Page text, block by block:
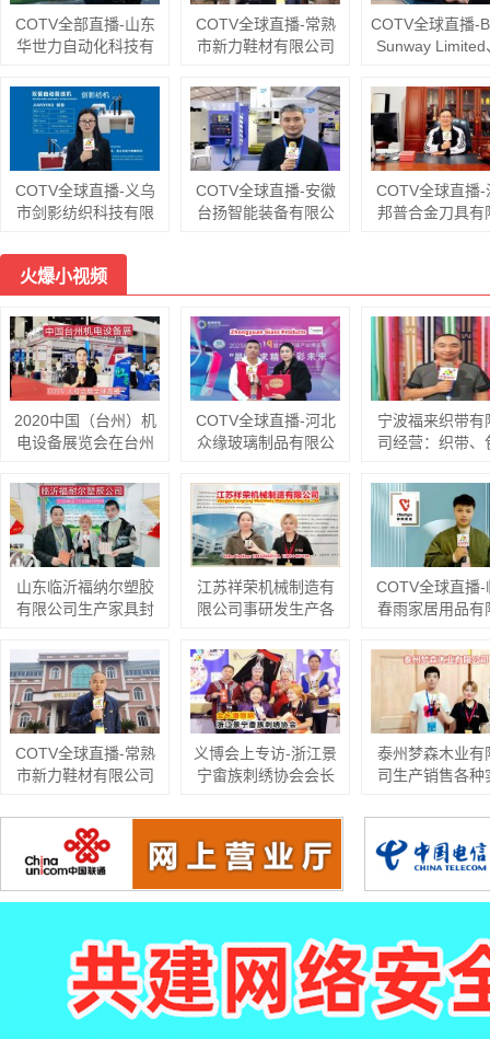
货供应，欢迎大家光
临！
笼、粘虫板、
灯、太阳能杀虫
COTV全部直播-山东
华世力自动化科技有
东）自动化科技有限
公司专业生产玻璃切
割流水线，智能玻璃
理片系统，智能玻璃
片切割一体机，欢迎
大家光临！
COTV全球直播-常熟
市新力鞋材有限公司
布中底、等劳保鞋材
料；黑色、白色、灰
色软硬毛毡、阻燃无
纺布等汽车用毡及家
黑白色帽衬用无纺
布；特厚特硬等产
COTV全球直播-
Sunway Limited
司来自哥伦比亚
出口纺织品、五
品、美容美发用
饰品、工程机械
光临！
COTV全球直播-义乌
市剑影纺织科技有限
动联合缝档一体机、
自动缝头机、双管缝
头机、双管自动剪线
机等纺织袜机机械产
品，欢迎大家光临！
COTV全球直播-安徽
台扬智能装备有限公
心、五轴立式加工中
心、立式加工中心及
龙门式长条加工专用
机和重型龙门加工中
心等机床设备，欢迎
大家光临！
COTV全球直播-
邦普合金刀具有
刀、铸铁刀片、
陶瓷刀片及铝合
毂加工等，承接
定制，欢迎大
临！
火爆小视频
2020中国（台州）机
电设备展览会在台州
幕！
COTV全球直播-河北
众缘玻璃制品有限公
玻璃茶具、酒具、咖
啡用具及家居用品，
厨房用品等各种玻璃
器皿产品，欢迎大家
宁波福来织带有
司经营：织带、
提字带、弹力包
2cm的有1188个
货供应，
弹力绳现货600
贴现货供应，欢
家光临！
山东临沂福纳尔塑胶
有限公司生产家具封
江苏祥荣机械制造有
限公司事研发生产各
品
COTV全球直播-
春雨家居用品有
升降桌、置物架
木腿茶几、折叠
时尚简约家具；
创新、匠心制造
承接来图来样定
内外贸订单业务
COTV全球直播-常熟
市新力鞋材有限公司
布中底、等劳保鞋材
料；黑色、白色、灰
色软硬毛毡、阻燃无
纺布等汽车用毡及家
居、家电用无纺布；
布；特厚特硬等产
品，欢迎大家光临！
义博会上专访-浙江景
宁畬族刺绣协会会长
泰州梦森木业有
司生产销售各种